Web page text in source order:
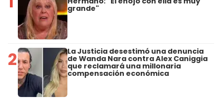
grande"
2 La Justicia desestimó una denuncia
de Wanda Nara contra Alex Caniggia
que reclamará una millonaria
compensación económica